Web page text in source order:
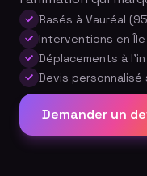
Basés à Vauréal
Interventions en
Déplacements à
Devis personnalisé
Demander un